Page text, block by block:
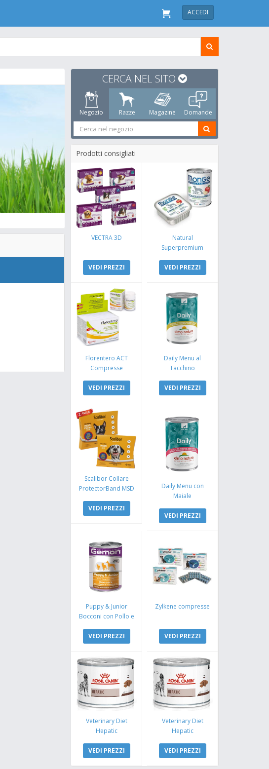
ACCEDI
CERCA NEL SITO
Negozio Razze Magazine Domande
Prodotti consigliati
VECTRA 3D
VEDI PREZZI
Natural
Superpremium
Coniglio e Mela
VEDI PREZZI
Florentero ACT
Compresse
VEDI PREZZI
Daily Menu al
Tacchino
VEDI PREZZI
Scalibor Collare
ProtectorBand MSD
VEDI PREZZI
Daily Menu con
Maiale
VEDI PREZZI
Puppy & Junior
Bocconi con Pollo e
VEDI PREZZI
Zylkene compresse
VEDI PREZZI
Veterinary Diet
Hepatic
VEDI PREZZI
Veterinary Diet
Hepatic
VEDI PREZZI